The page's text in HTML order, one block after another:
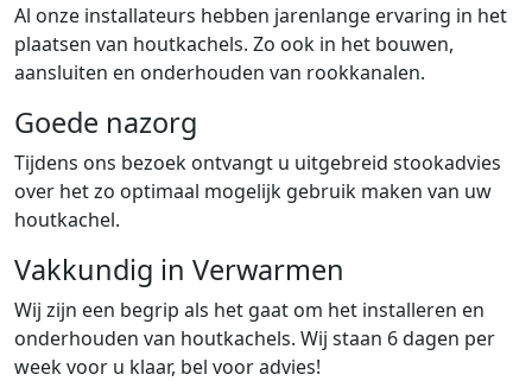
Al onze installateurs hebben jarenlange ervaring in het
plaatsen van houtkachels. Zo ook in het bouwen,
aansluiten en onderhouden van rookkanalen.
Goede nazorg
Tijdens ons bezoek ontvangt u uitgebreid stookadvies
over het zo optimaal mogelijk gebruik maken van uw
houtkachel.
Vakkundig in Verwarmen
Wij zijn een begrip als het gaat om het installeren en
onderhouden van houtkachels. Wij staan 6 dagen per
week voor u klaar, bel voor advies!